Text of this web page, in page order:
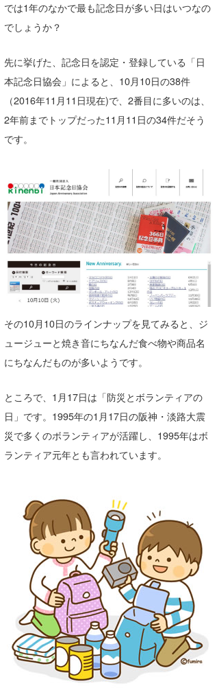
では1年のなかで最も記念日が多い日はいつなの
でしょうか？
先に挙げた、記念日を認定・登録している「日
本記念日協会」によると、10月10日の38件
（2016年11月11日現在)で、2番目に多いのは、
2年前までトップだった11月11日の34件だそう
です。
その10月10日のラインナップを見てみると、ジ
ュージューと焼き音にちなんだ食べ物や商品名
にちなんだものが多いようです。
ところで、1月17日は「防災とボランティアの
日」です。1995年の1月17日の阪神・淡路大震
災で多くのボランティアが活躍し、1995年はボ
ランティア元年とも言われています。
DELTA FORCE SURF
進士剛光
NOBUFUKU
Aichan
G◎Da
KOBU
KY
MIN
mitz
OYZ
S.K
waka☆=
YUKI☆
まっきー
三輪予報士
小川予報士
上田純子
上條将美
唐澤予報士